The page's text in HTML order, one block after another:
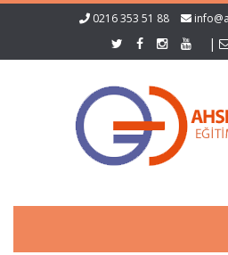
0216 353 51 88
|